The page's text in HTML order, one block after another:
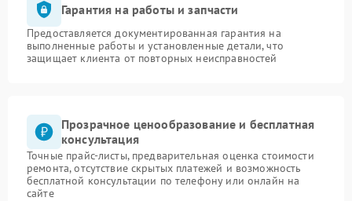
Гарантия на работы и запчасти
Предоставляется документированная гарантия на
выполненные работы и установленные детали, что
защищает клиента от повторных неисправностей
Прозрачное ценообразование и бесплатная
консультация
Точные прайс-листы, предварительная оценка стоимости
ремонта, отсутствие скрытых платежей и возможность
бесплатной консультации по телефону или онлайн на
сайте